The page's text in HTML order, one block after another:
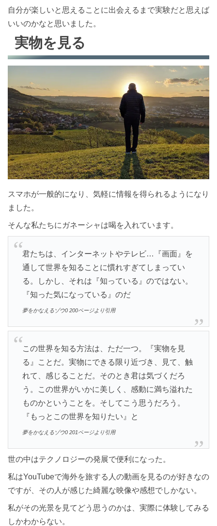
自分が楽しいと思えることに出会えるまで実験だと思えば
いいのかなと思いました。
実物を見る
スマホが一般的になり、気軽に情報を得られるようになり
ました。
そんな私たちにガネーシャは喝を入れています。
君たちは、インターネットやテレビ…『画面』を
通して世界を知ることに慣れすぎてしまってい
る。しかし、それは『知っている』のではない。
『知った気になっている』のだ
夢をかなえるゾウ0 200ページより引用
この世界を知る方法は、ただ一つ。『実物を見
る』ことだ。実物にできる限り近づき、見て、触
れて、感じることだ。そのとき君は気づくだろ
う。この世界がいかに美しく、感動に満ち溢れた
ものかということを。そしてこう思うだろう。
『もっとこの世界を知りたい』と
夢をかなえるゾウ0 201ページより引用
世の中はテクノロジーの発展で便利になった。
私はYouTubeで海外を旅する人の動画を見るのが好きなの
ですが、その人が感じた綺麗な映像や感想でしかない。
私がその光景を見てどう思うのかは、実際に体験してみる
しかわからない。